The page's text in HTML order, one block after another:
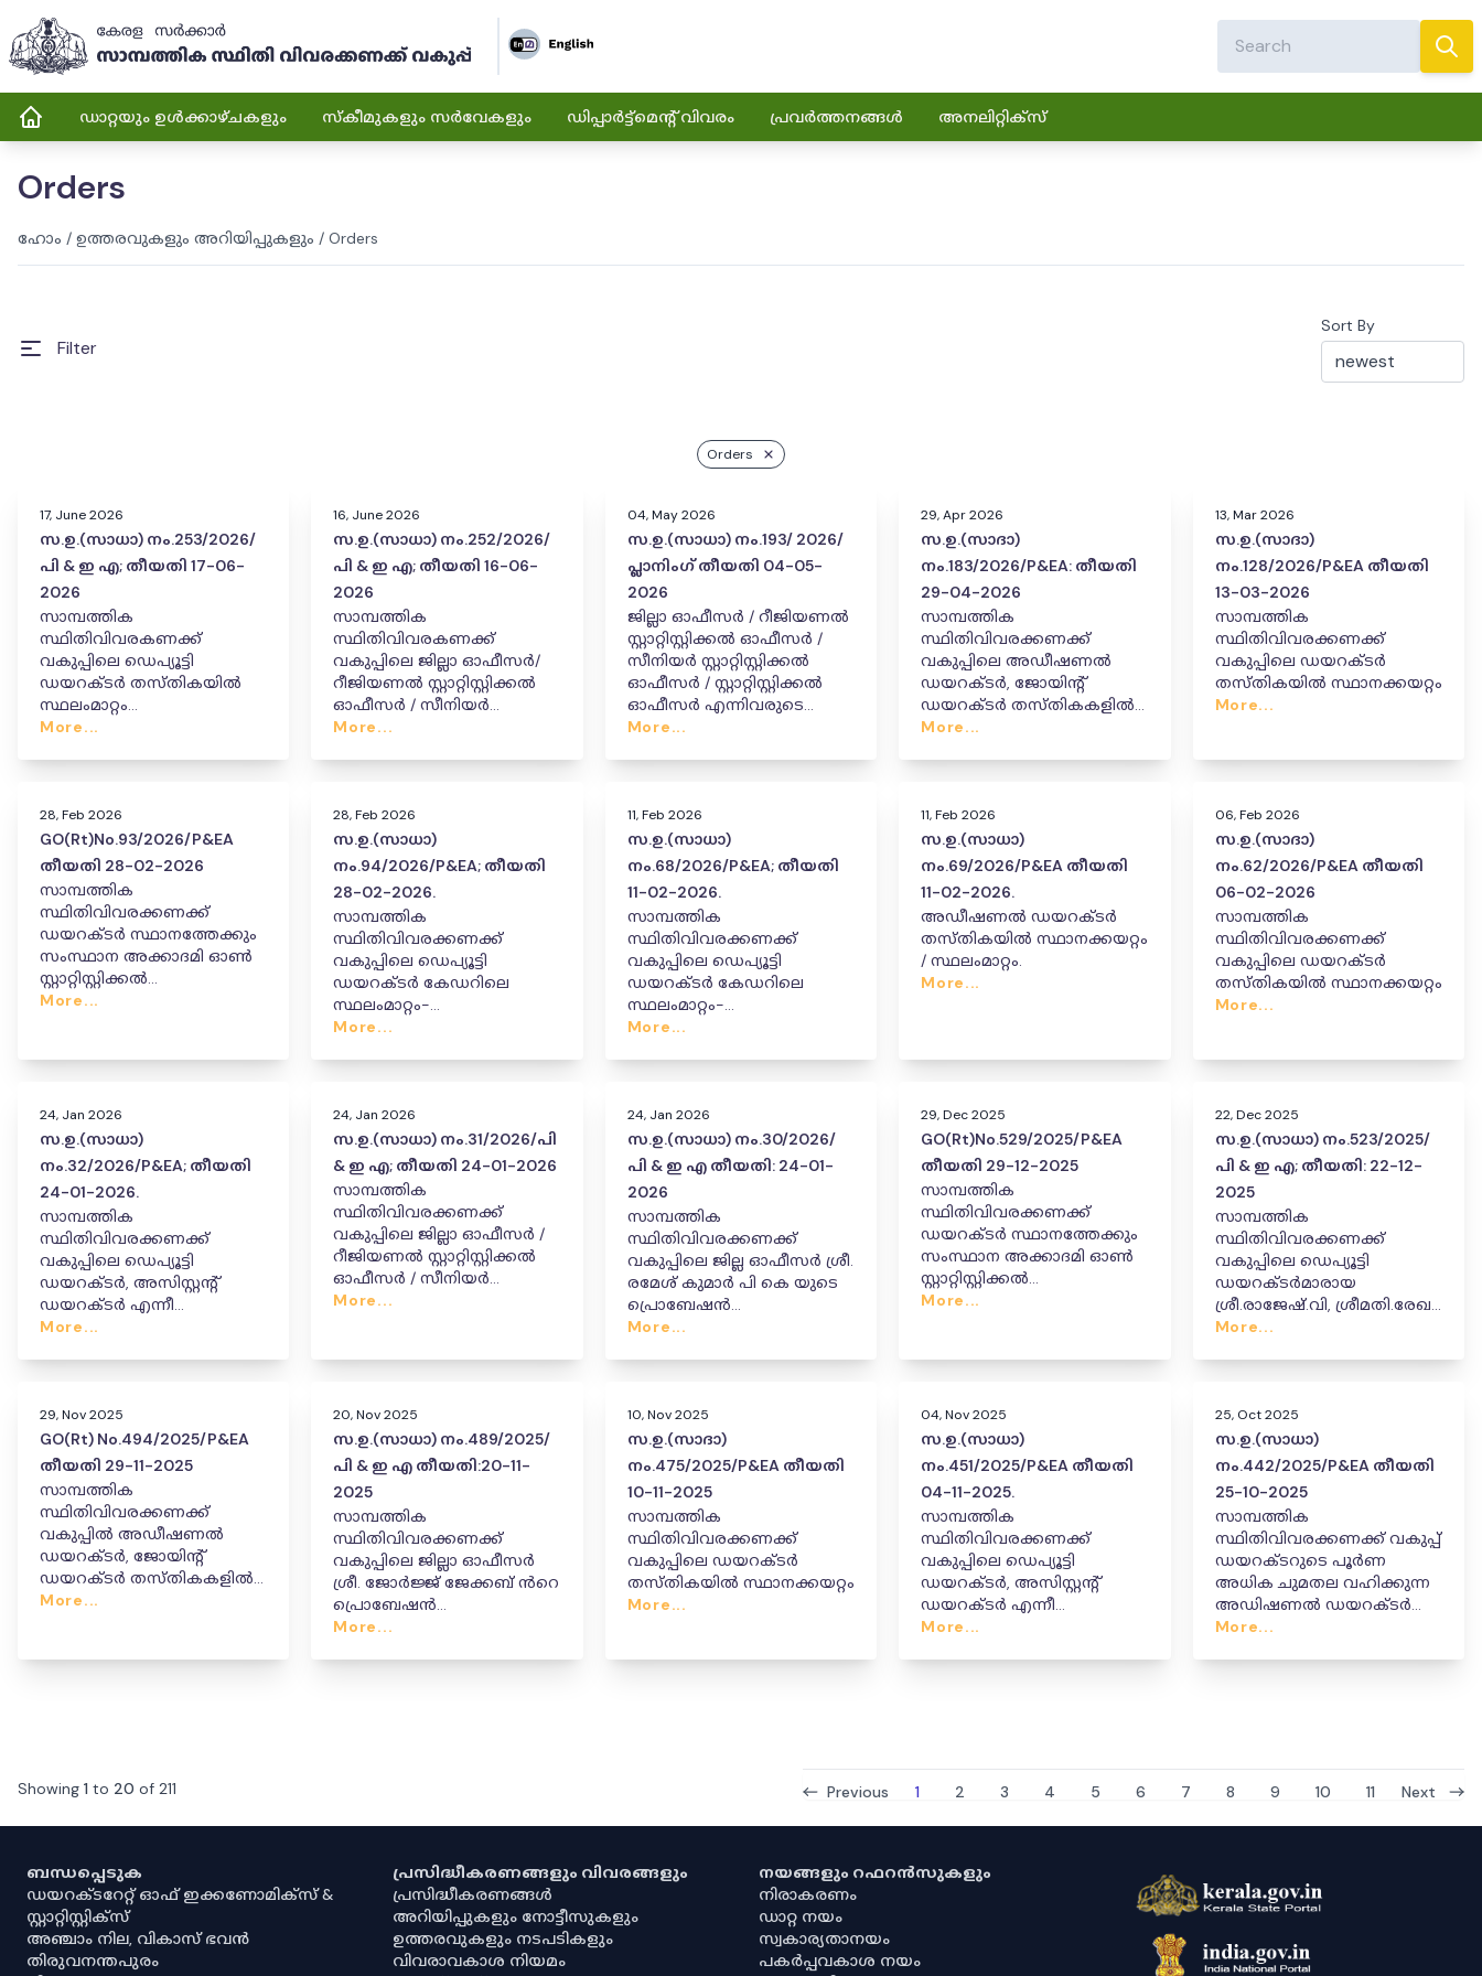
ഡാറ്റയും ഉൾക്കാഴ്ചകളും സ്കീമുകളും സർവേകളും ഡിപ്പാർട്ട്മെന്റ് വിവരം പ്രവർത്തനങ്ങൾ അനലിറ്റിക്സ്
Orders
ഹോം / ഉത്തരവുകളും അറിയിപ്പുകളും / Orders
Filter
Sort By
Orders
17, June 2026
സ.ഉ.(സാധാ) നം.253/2026/
പി & ഇ എ; തീയതി 17-06-
2026
സാമ്പത്തിക
സ്ഥിതിവിവരകണക്ക്
വകുപ്പിലെ ഡെപ്യൂട്ടി
ഡയറക്ടർ തസ്തികയിൽ
സ്ഥലംമാറ്റം
More...
16, June 2026
സ.ഉ.(സാധാ) നം.252/2026/
പി & ഇ എ; തീയതി 16-06-
2026
സാമ്പത്തിക
സ്ഥിതിവിവരകണക്ക്
വകുപ്പിലെ ജില്ലാ ഓഫീസർ/
റീജിയണൽ സ്റ്റാറ്റിസ്റ്റിക്കൽ
ഓഫീസർ / സീനിയർ
സ്റ്റാറ്റിസ്റ്റിക്കൽ ഓഫീസർ/
More...
04, May 2026
സ.ഉ.(സാധാ) നം.193/ 2026/
പ്ലാനിംഗ് തീയതി 04-05-
2026
ജില്ലാ ഓഫീസർ / റീജിയണൽ
സ്റ്റാറ്റിസ്റ്റിക്കൽ ഓഫീസർ /
സീനിയർ സ്റ്റാറ്റിസ്റ്റിക്കൽ
ഓഫീസർ / സ്റ്റാറ്റിസ്റ്റിക്കൽ
ഓഫീസർ എന്നിവരുടെ
കേഡറിൽ സ്ഥാനക്കയറ്റം,
More...
29, Apr 2026
സ.ഉ.(സാദാ)
നം.183/2026/P&EA: തീയതി
29-04-2026
സാമ്പത്തിക
സ്ഥിതിവിവരക്കണക്ക്
വകുപ്പിലെ അഡീഷണൽ
ഡയറക്ടർ, ജോയിൻ്റ്
ഡയറക്ടർ തസ്തികകളിൽ
സ്ഥലംമാറ്റം/സ്ഥാനക്കയറ്റം
More...
13, Mar 2026
സ.ഉ.(സാദാ)
നം.128/2026/P&EA തീയതി
13-03-2026
സാമ്പത്തിക
സ്ഥിതിവിവരക്കണക്ക്
വകുപ്പിലെ ഡയറക്ടർ
തസ്തികയിൽ സ്ഥാനക്കയറ്റം
More...
28, Feb 2026
GO(Rt)No.93/2026/P&EA
തീയതി 28-02-2026
സാമ്പത്തിക
സ്ഥിതിവിവരക്കണക്ക്
ഡയറക്ടർ സ്ഥാനത്തേക്കും
സംസ്ഥാന അക്കാദമി ഓൺ
സ്റ്റാറ്റിസ്റ്റിക്കൽ
അഡ്മിനിസ്ട്രേഷൻ
അഡീഷണൽ ഡയറക്ടർ
പൂർണ്ണ അധിക ചുമതല
നൽകിക്കൊണ്ടുള്ള
സർക്കാർ ഉത്തരവ്.
More...
28, Feb 2026
സ.ഉ.(സാധാ)
നം.94/2026/P&EA; തീയതി
28-02-2026.
സാമ്പത്തിക
സ്ഥിതിവിവരക്കണക്ക്
വകുപ്പിലെ ഡെപ്യൂട്ടി
ഡയറക്ടർ കേഡറിലെ
സ്ഥലംമാറ്റം-
നിയമസഭാതെരഞ്ഞെടുപ്പുമാ
More...
11, Feb 2026
സ.ഉ.(സാധാ)
നം.68/2026/P&EA; തീയതി
11-02-2026.
സാമ്പത്തിക
സ്ഥിതിവിവരക്കണക്ക്
വകുപ്പിലെ ഡെപ്യൂട്ടി
ഡയറക്ടർ കേഡറിലെ
സ്ഥലംമാറ്റം-
നിയമസഭാതെരഞ്ഞെടുപ്പുമാ
More...
11, Feb 2026
സ.ഉ.(സാധാ)
നം.69/2026/P&EA തീയതി
11-02-2026.
അഡീഷണൽ ഡയറക്ടർ
തസ്തികയിൽ സ്ഥാനക്കയറ്റം
/ സ്ഥലംമാറ്റം.
More...
06, Feb 2026
സ.ഉ.(സാദാ)
നം.62/2026/P&EA തീയതി
06-02-2026
സാമ്പത്തിക
സ്ഥിതിവിവരക്കണക്ക്
വകുപ്പിലെ ഡയറക്ടർ
തസ്തികയിൽ സ്ഥാനക്കയറ്റം
More...
24, Jan 2026
സ.ഉ.(സാധാ)
നം.32/2026/P&EA; തീയതി
24-01-2026.
സാമ്പത്തിക
സ്ഥിതിവിവരക്കണക്ക്
വകുപ്പിലെ ഡെപ്യൂട്ടി
ഡയറക്ടർ, അസിസ്റ്റന്റ്
ഡയറക്ടർ എന്നീ
കേഡറുകളിലെ
More...
24, Jan 2026
സ.ഉ.(സാധാ) നം.31/2026/പി
& ഇ എ; തീയതി 24-01-2026
സാമ്പത്തിക
സ്ഥിതിവിവരക്കണക്ക്
വകുപ്പിലെ ജില്ലാ ഓഫീസർ /
റീജിയണൽ സ്റ്റാറ്റിസ്റ്റിക്കൽ
ഓഫീസർ / സീനിയർ
സ്റ്റാറ്റിസ്റ്റിക്കൽ ഓഫീസർ /
സംബന്ധിച്ച ഉത്തരവ് .
More...
24, Jan 2026
സ.ഉ.(സാധാ) നം.30/2026/
പി & ഇ എ തീയതി: 24-01-
2026
സാമ്പത്തിക
സ്ഥിതിവിവരക്കണക്ക്
വകുപ്പിലെ ജില്ല ഓഫീസർ ശ്രീ.
രമേശ് കുമാർ പി കെ യുടെ
പ്രൊബേഷൻ
പൂർത്തികരിച്ചതായി
More...
29, Dec 2025
GO(Rt)No.529/2025/P&EA
തീയതി 29-12-2025
സാമ്പത്തിക
സ്ഥിതിവിവരക്കണക്ക്
ഡയറക്ടർ സ്ഥാനത്തേക്കും
സംസ്ഥാന അക്കാദമി ഓൺ
സ്റ്റാറ്റിസ്റ്റിക്കൽ
അഡ്മിനിസ്ട്രേഷൻ
അഡീഷണൽ ഡയറക്ടർ
പൂർണ്ണ അധിക ചുമതല
നൽകിക്കൊണ്ടുള്ള
സർക്കാർ ഉത്തരവ്.
More...
22, Dec 2025
സ.ഉ.(സാധാ) നം.523/2025/
പി & ഇ എ; തീയതി: 22-12-
2025
സാമ്പത്തിക
സ്ഥിതിവിവരക്കണക്ക്
വകുപ്പിലെ ഡെപ്യൂട്ടി
ഡയറക്ടർമാരായ
ശ്രീ.രാജേഷ്.വി, ശ്രീമതി.രേഖ
ആർ എന്നിവരെ പരസ്പരം
More...
29, Nov 2025
GO(Rt) No.494/2025/P&EA
തീയതി 29-11-2025
സാമ്പത്തിക
സ്ഥിതിവിവരക്കണക്ക്
വകുപ്പിൽ അഡീഷണൽ
ഡയറക്ടർ, ജോയിന്റ്
ഡയറക്ടർ തസ്തികകളിൽ
സ്ഥാനക്കയറ്റം സംബന്ധിച്ച
More...
20, Nov 2025
സ.ഉ.(സാധാ) നം.489/2025/
പി & ഇ എ തീയതി:20-11-
2025
സാമ്പത്തിക
സ്ഥിതിവിവരക്കണക്ക്
വകുപ്പിലെ ജില്ലാ ഓഫീസർ
ശ്രീ. ജോർജ്ജ് ജേക്കബ് ൻറെ
പ്രൊബേഷൻ
പൂർത്തികരിച്ചതായി
More...
10, Nov 2025
സ.ഉ.(സാദാ)
നം.475/2025/P&EA തീയതി
10-11-2025
സാമ്പത്തിക
സ്ഥിതിവിവരക്കണക്ക്
വകുപ്പിലെ ഡയറക്ടർ
തസ്തികയിൽ സ്ഥാനക്കയറ്റം
More...
04, Nov 2025
സ.ഉ.(സാധാ)
നം.451/2025/P&EA തീയതി
04-11-2025.
സാമ്പത്തിക
സ്ഥിതിവിവരക്കണക്ക്
വകുപ്പിലെ ഡെപ്യൂട്ടി
ഡയറക്ടർ, അസിസ്റ്റന്റ്
ഡയറക്ടർ എന്നീ
കേഡറുകളിലെ
More...
25, Oct 2025
സ.ഉ.(സാധാ)
നം.442/2025/P&EA തീയതി
25-10-2025
സാമ്പത്തിക
സ്ഥിതിവിവരക്കണക്ക് വകുപ്പ്
ഡയറക്ടറുടെ പൂർണ
അധിക ചുമതല വഹിക്കുന്ന
അഡിഷണൽ ഡയറക്ടർ
(ജനറൽ) ശ്രീ. ജി.എസ്
More...
Showing 1 to 20 of 211 Previous 1 2 3 4 5 6 7 8 9 10 11 Next
ബന്ധപ്പെടുക
ഡയറക്ടറേറ്റ് ഓഫ് ഇക്കണോമിക്സ് &
സ്റ്റാറ്റിസ്റ്റിക്സ്
അഞ്ചാം നില, വികാസ് ഭവൻ
തിരുവനന്തപുരം
പ്രസിദ്ധീകരണങ്ങളും വിവരങ്ങളും
പ്രസിദ്ധീകരണങ്ങൾ
അറിയിപ്പുകളും നോട്ടീസുകളും
ഉത്തരവുകളും നടപടികളും
വിവരാവകാശ നിയമം
നയങ്ങളും റഫറൻസുകളും
നിരാകരണം
ഡാറ്റ നയം
സ്വകാര്യതാനയം
പകർപ്പവകാശ നയം